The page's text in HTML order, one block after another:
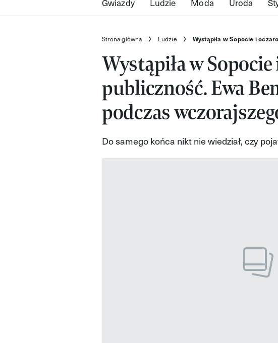
Strona główna Ludzie Wystąpiła w Sopocie i
Wystąpiła w Sopocie
publiczność. Ewa
podczas
Do samego końca nikt nie wiedział, czy